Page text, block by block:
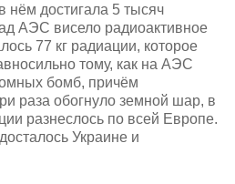
нём достигала 5 тысяч
АЭС висело радиоактивное
77 кг радиации, которое
тому, как на АЭС
бомб, причём
раза обогнуло земной шар, в
разнеслось по всей Европе.
Украине и